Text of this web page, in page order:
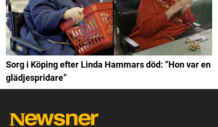
Sorg i Köping efter Linda Hammars död: ”Hon var en
glädjespridare”